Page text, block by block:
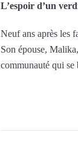
L’espoir d’un
Neuf ans après les
Son épouse,
communauté qui se